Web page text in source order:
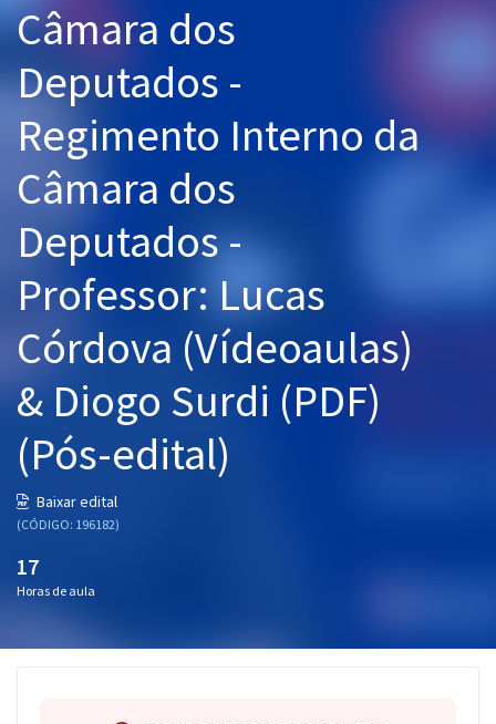
Cursos 20% OFF
Pós
Graduação
OAB
Questões grátis
Conteúdo gratuito
Aprovados
Atendimento
Câmara dos
Deputados -
Regimento Interno da
Câmara dos
Deputados -
Professor: Lucas
Córdova (Vídeoaulas)
& Diogo Surdi (PDF)
(Pós-edital)
Baixar edital
(CÓDIGO: 196182)
17
Horas de aula